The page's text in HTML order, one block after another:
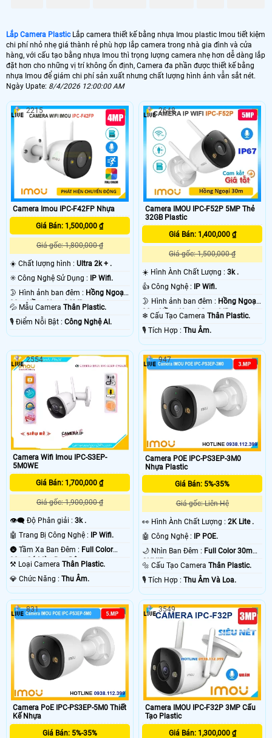
Lắp Camera PlasticLắp camera thiết kế bằng nhựa Imou plastic Imou tiết kiệm
chi phí nhỏ nhẹ giá thành rẻ phù hợp lắp camera trong nhà gia đình và cửa
hàng, với cấu tạo bằng nhựa Imou thì trọng lượng camera nhẹ hơn dễ dàng lắp
đặt hơn cho những vị trí không ổn định, Camera đa phần được thiết kế bằng
nhựa Imou để giám chi phí sản xuất nhưng chất lượng hình ảnh vẫn sắt nét.
Ngày Upate: 8/4/2026 12:00:00 AM
Camera Imou IPC-F42FP Nhựa
Giá Bán: 1,500,000 ₫
Giá gốc: 1,800,000 ₫
☀️ Chất lượng hình : Ultra 2k + .
✳️ Công Nghệ Sử Dụng :
IP Wifi.
🌛 Hình ảnh ban đêm : Hồng Ngoại
30m Hồng Ngoại SMD.
💦 Mẫu Camera Thân Plastic.
️🎙 Điểm Nỗi Bật : Công Nghệ AI.
2215
Camera IMOU IPC-F52P 5MP Thẻ
32GB Plastic
Giá Bán: 1,400,000 ₫
Giá gốc: 1,500,000 ₫
☀️ Hình Ành Chất Lượng :3k .
👍 Công Nghệ :
IP Wifi.
🌛 Hình ảnh ban đêm : Hồng Ngoại
30m Hồng Ngoại Smart IR.
❄ Cấu Tạo CameraThân Plastic.
️🎙 Tích Hợp :Thu Âm.
2648
Camera Wifi Imou IPC-S3EP-
5M0WE
Giá Bán: 1,700,000 ₫
Giá gốc: 1,900,000 ₫
👁️‍🗨 Độ Phân giải : 3k .
🤖️ Trang Bị Công Nghệ :
IP Wifi.
🌚 Tầm Xa Ban Đêm : Full Color
30m Có Màu Ban Ðêm.
⚒ Loại Camera Thân Plastic.
️💎 Chức Năng : Thu Âm.
2554
Camera POE IPC-PS3EP-3M0
Nhựa Plastic
Giá Bán: 5%-35%
Giá gốc: Liên Hệ
️👀 Hình Ành Chất Lượng :2K Lite .
🤖️ Công Nghệ : IP POE.
🌙 Nhìn Ban Đêm : Full Color 30m
ONVIF.
🔩 Cấu Tạo CameraThân Plastic.
️🎙 Tích Hợp :Thu Âm Và Loa.
947
Camera PoE IPC-PS3EP-5M0 Thiết
Kế Nhựa
Giá Bán: 5%-35%
831
Camera IMOU IPC-F32P 3MP Cấu
Tạo Plastic
Giá Bán: 1,300,000 ₫
3549